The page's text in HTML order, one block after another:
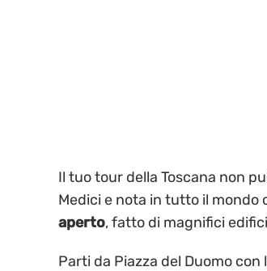
Il tuo tour della Toscana non
Medici e nota in tutto il mondo
aperto, fatto di magnifici
Parti da Piazza del Duomo con